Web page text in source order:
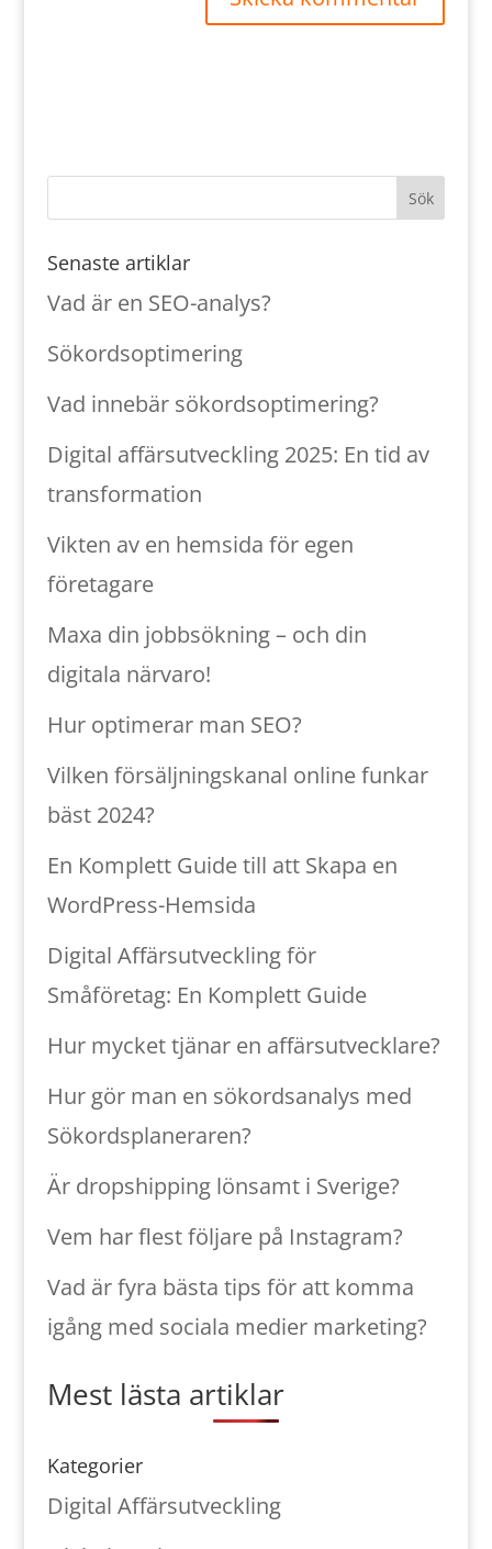
Senaste artiklar
Vad är en SEO-analys?
Sökordsoptimering
Vad innebär sökordsoptimering?
Digital affärsutveckling 2025: En tid av
transformation
Vikten av en hemsida för egen
företagare
Maxa din jobbsökning – och din
digitala närvaro!
Hur optimerar man SEO?
Vilken försäljningskanal online funkar
bäst 2024?
En Komplett Guide till att Skapa en
WordPress-Hemsida
Digital Affärsutveckling för
Småföretag: En Komplett Guide
Hur mycket tjänar en affärsutvecklare?
Hur gör man en sökordsanalys med
Sökordsplaneraren?
Är dropshipping lönsamt i Sverige?
Vem har flest följare på Instagram?
Vad är fyra bästa tips för att komma
igång med sociala medier marketing?
Mest lästa artiklar
Kategorier
Digital Affärsutveckling